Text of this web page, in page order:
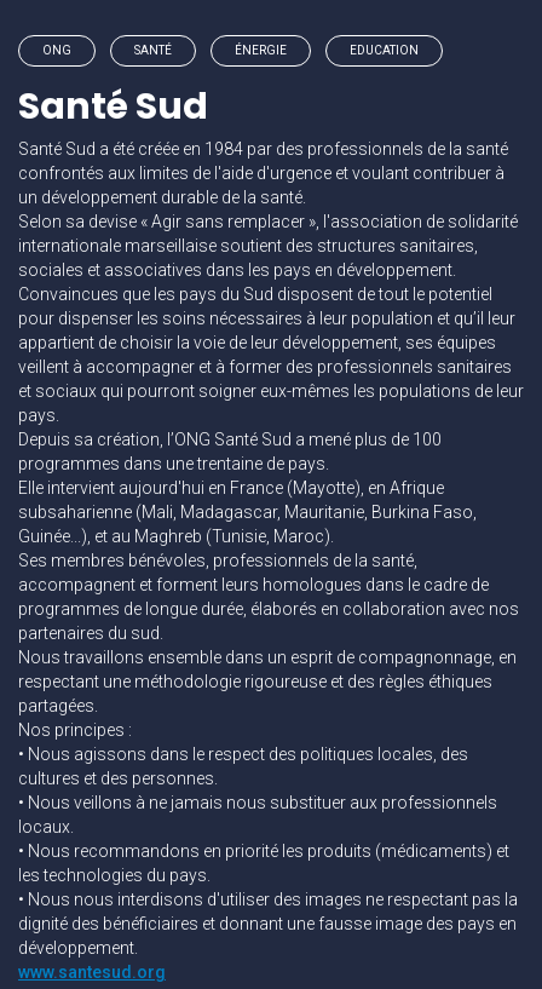
ONG SANTÉ ÉNERGIE EDUCATION
Santé Sud
Santé Sud a été créée en 1984 par des professionnels de la santé
confrontés aux limites de l'aide d'urgence et voulant contribuer à
un développement durable de la santé.
Selon sa devise « Agir sans remplacer », l'association de solidarité
internationale marseillaise soutient des structures sanitaires,
sociales et associatives dans les pays en développement.
Convaincues que les pays du Sud disposent de tout le potentiel
pour dispenser les soins nécessaires à leur population et qu’il leur
appartient de choisir la voie de leur développement, ses équipes
veillent à accompagner et à former des professionnels sanitaires
et sociaux qui pourront soigner eux-mêmes les populations de leur
pays.
Depuis sa création, l’ONG Santé Sud a mené plus de 100
programmes dans une trentaine de pays.
Elle intervient aujourd'hui en France (Mayotte), en Afrique
subsaharienne (Mali, Madagascar, Mauritanie, Burkina Faso,
Guinée...), et au Maghreb (Tunisie, Maroc).
Ses membres bénévoles, professionnels de la santé,
accompagnent et forment leurs homologues dans le cadre de
programmes de longue durée, élaborés en collaboration avec nos
partenaires du sud.
Nous travaillons ensemble dans un esprit de compagnonnage, en
respectant une méthodologie rigoureuse et des règles éthiques
partagées.
Nos principes :
• Nous agissons dans le respect des politiques locales, des
cultures et des personnes.
• Nous veillons à ne jamais nous substituer aux professionnels
locaux.
• Nous recommandons en priorité les produits (médicaments) et
les technologies du pays.
• Nous nous interdisons d'utiliser des images ne respectant pas la
dignité des bénéficiaires et donnant une fausse image des pays en
développement.
www.santesud.org